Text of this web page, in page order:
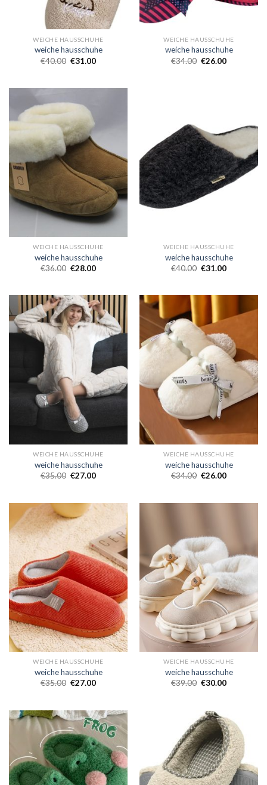
WEICHE HAUSSCHUHE
weiche hausschuhe
€40.00 €31.00
WEICHE HAUSSCHUHE
weiche hausschuhe
€34.00 €26.00
WEICHE HAUSSCHUHE
weiche hausschuhe
€36.00 €28.00
WEICHE HAUSSCHUHE
weiche hausschuhe
€40.00 €31.00
WEICHE HAUSSCHUHE
weiche hausschuhe
€35.00 €27.00
WEICHE HAUSSCHUHE
weiche hausschuhe
€34.00 €26.00
WEICHE HAUSSCHUHE
weiche hausschuhe
€35.00 €27.00
WEICHE HAUSSCHUHE
weiche hausschuhe
€39.00 €30.00